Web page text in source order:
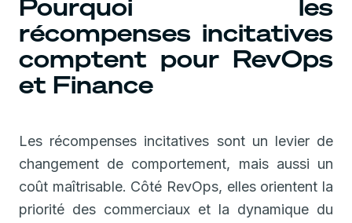
Pourquoi les
récompenses incitatives
comptent pour RevOps
et Finance
Les récompenses incitatives sont un levier de
changement de comportement, mais aussi un
coût maîtrisable. Côté RevOps, elles orientent la
priorité des commerciaux et la dynamique du